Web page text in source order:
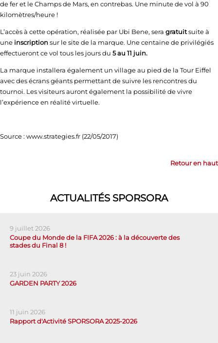
de fer et le Champs de Mars, en contrebas. Une minute de vol à 90
kilomètres/heure !
L’accès à cette opération, réalisée par Ubi Bene, sera gratuitsuite à
une inscriptionsur le site de la marque. Une centaine de privilégiés
effectueront ce vol tous les jours du 5 au 11 juin.
La marque installera également un village au pied de la Tour Eiffel
avec des écrans géants permettant de suivre les rencontres du
tournoi. Les visiteurs auront également la possibilité de vivre
l’expérience en réalité virtuelle.
Source : www.strategies.fr (22/05/2017)
Retour en haut
ACTUALITÉS SPORSORA
9 juillet 2026
Coupe du Monde de la FIFA 2026 : à la découverte des
stades du Final 8 !
23 juin 2026
GARDEN PARTY 2026
11 juin 2026
Rapport d'Activité SPORSORA 2025-2026